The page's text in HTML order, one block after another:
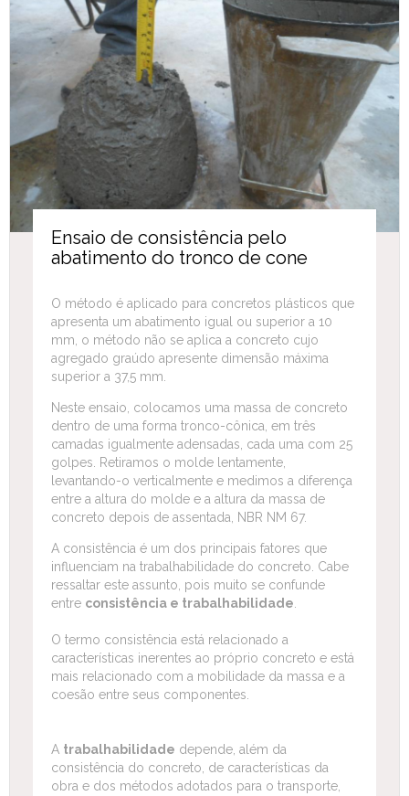
Ensaio de consistência pelo
abatimento do tronco de cone
O método é aplicado para concretos plásticos que
apresenta um abatimento igual ou superior a 10
mm, o método não se aplica a concreto cujo
agregado graúdo apresente dimensão máxima
superior a 37,5 mm.
Neste ensaio, colocamos uma massa de concreto
dentro de uma forma tronco-cônica, em três
camadas igualmente adensadas, cada uma com 25
golpes. Retiramos o molde lentamente,
levantando-o verticalmente e medimos a diferença
entre a altura do molde e a altura da massa de
concreto depois de assentada, NBR NM 67.
A consistência é um dos principais fatores que
influenciam na trabalhabilidade do concreto. Cabe
ressaltar este assunto, pois muito se confunde
entre consistência e trabalhabilidade
O termo consistência está relacionado a
características inerentes ao próprio concreto e está
mais relacionado com a mobilidade da massa e a
coesão entre seus componentes.
A trabalhabilidade depende, além da
consistência do concreto, de características da
obra e dos métodos adotados para o transporte,